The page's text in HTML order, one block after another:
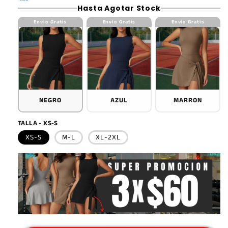
Hasta Agotar Stock
Envio Gratis
NEGRO
Envio Gratis
AZUL
Envio Gratis
MARRON
TALLA - XS-S
XS-S M-L XL-2XL